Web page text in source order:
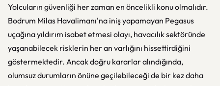
Yolcuların güvenliği her zaman en öncelikli konu olmalıdır.
Bodrum Milas Havalimanı'na iniş yapamayan Pegasus
uçağına yıldırım isabet etmesi olayı, havacılık sektöründe
yaşanabilecek risklerin her an varlığını hissettirdiğini
göstermektedir. Ancak doğru kararlar alındığında,
olumsuz durumların önüne geçilebileceği de bir kez daha